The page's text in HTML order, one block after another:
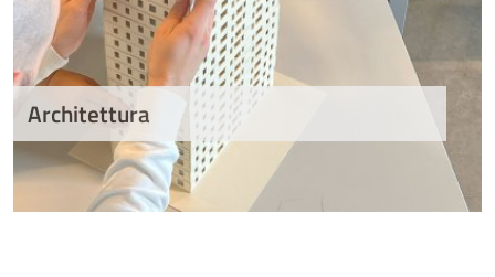
Architettura